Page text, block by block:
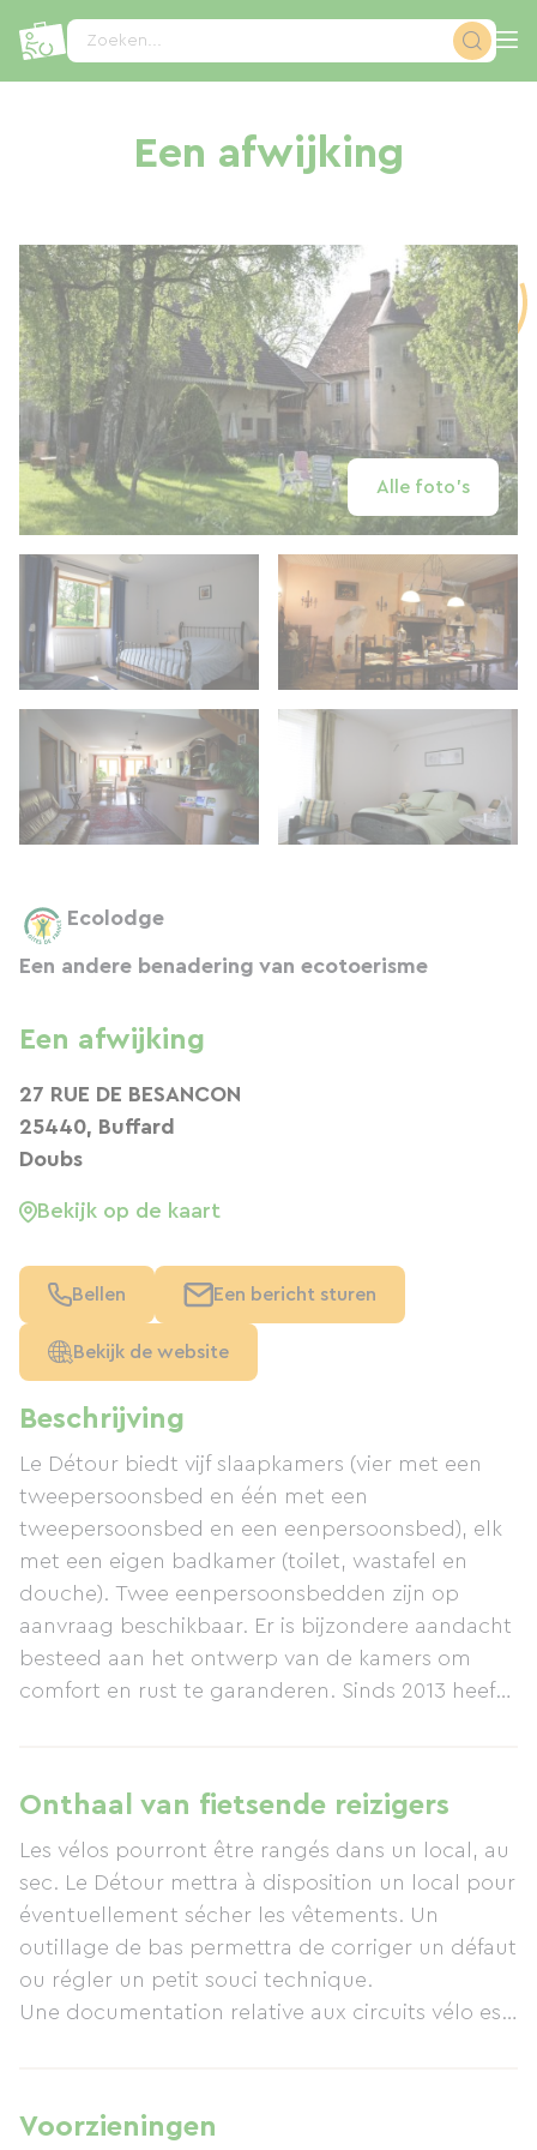
Zoeken...
Een afwijking
Alle foto's
Beschrijving
Le Détour biedt vijf slaapkamers (vier met een
tweepersoonsbed en één met een
tweepersoonsbed en een eenpersoonsbed), elk
met een eigen badkamer (toilet, wastafel en
douche). Twee eenpersoonsbedden zijn op
aanvraag beschikbaar. Er is bijzondere aandacht
besteed aan het ontwerp van de kamers om
comfort en rust te garanderen. Sinds 2013 heeft
Huisdieren zijn welkom na voorafgaande
kennisgeving en alleen in één slaapkamer op de
begane grond. Bij aankomst, rond 17:00 uur,
kunt u uw auto parkeren op een ruime,
afgesloten parkeerplaats. Een welkomstdrankje
in de lounge of tuin nodigt u uit om uw
accommodatie te ontdekken. Dineren in Le
Détour is mogelijk met een vast menu, van
de Auberge de Buffard verkennen, op 5 minuten
loopafstand, en vele andere culinaire
Onthaal van fietsende reizigers
Les vélos pourront être rangés dans un local, au
sec. Le Détour mettra à disposition un local pour
éventuellement sécher les vêtements. Un
outillage de bas permettra de corriger un défaut
ou régler un petit souci technique.
Une documentation relative aux circuits vélo est
Voorzieningen
Ecolodge
Een andere benadering van ecotoerisme
Een afwijking
27 RUE DE BESANCON
25440, Buffard
Doubs
Bekijk op de kaart
Bellen Een bericht sturen
Bekijk de website
Cookies beheer paneel